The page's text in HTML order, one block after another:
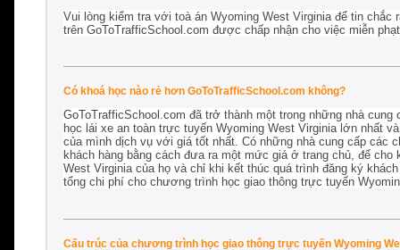
Vui lòng kiểm tra với toà án Wyoming West Virginia để tin
trên GoToTrafficSchool.com được chấp nhận cho việc miễn
Có khoá học nào rẻ hơn GoToTrafficSchool.com không?
GoToTrafficSchool.com đã trở thành một trong những nhà
học lái xe an toàn trực tuyến Wyoming West Virginia lớn nhất
của mình dịch vụ với giá tốt nhất. Có những nhà cung cấp các
khách hàng bằng cách đưa ra một mức giá ở trang chủ, để
West Virginia của họ và chỉ khi kết thúc quá trình đăng ký
tổng chi phí cho chương trình học giao thông trực tuyến
Cấu trúc của chương trình học giao thông trực tuyến Wyoming